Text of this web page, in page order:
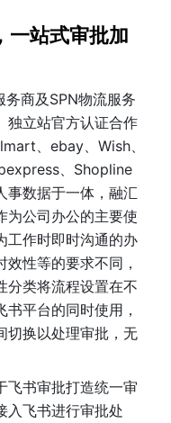
一站式审批加
商及SPN物流服务
独立站官方认证合作
、ebay、Wish、
、Shopline
事数据于一体，融汇
为公司办公的主要使
工作时即时沟通的办
性等的要求不同，
分类将流程设置在不
平台的同时使用，
切换以处理审批，无
飞书审批打造统一审
入飞书进行审批处